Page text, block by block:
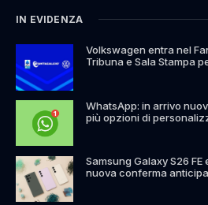
IN EVIDENZA
Volkswagen entra nel
Tribuna e Sala Stampa
WhatsApp: in arrivo
più opzioni di
Samsung Galaxy S26 FE
nuova conferma